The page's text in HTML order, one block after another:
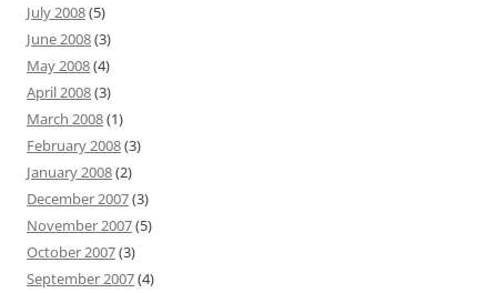
July 2008(5)
June 2008(3)
May 2008(4)
April 2008(3)
March 2008(1)
February 2008(3)
January 2008(2)
December 2007(3)
November 2007(5)
October 2007(3)
September 2007(4)